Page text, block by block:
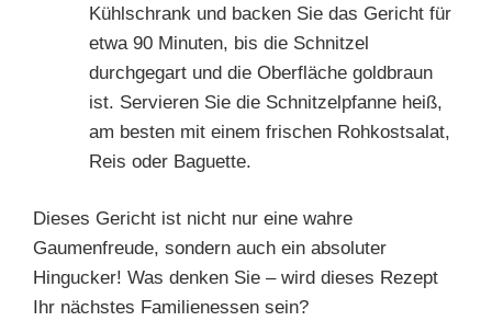
Kühlschrank und backen Sie das Gericht für
etwa 90 Minuten, bis die Schnitzel
durchgegart und die Oberfläche goldbraun
ist. Servieren Sie die Schnitzelpfanne heiß,
am besten mit einem frischen Rohkostsalat,
Reis oder Baguette.
Dieses Gericht ist nicht nur eine wahre
Gaumenfreude, sondern auch ein absoluter
Hingucker! Was denken Sie – wird dieses Rezept
Ihr nächstes Familienessen sein?